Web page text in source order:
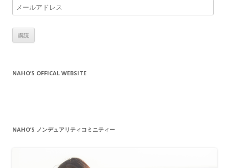
メ
ー
ル
ア
NAHO’S OFFICAL WEBSITE
NAHO’S ノンデュアリティコミニティー